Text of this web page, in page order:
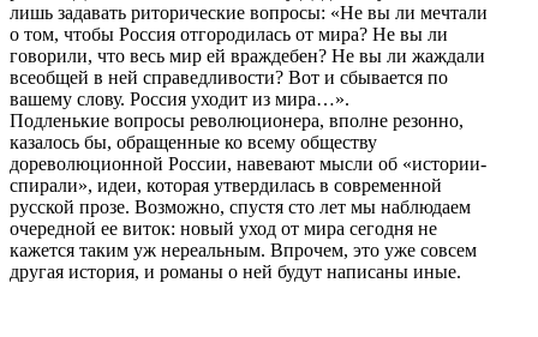
лишь задавать риторические вопросы: «Не вы ли мечтали
о том, чтобы Россия отгородилась от мира? Не вы ли
говорили, что весь мир ей враждебен? Не вы ли жаждали
всеобщей в ней справедливости? Вот и сбывается по
вашему слову. Россия уходит из мира…».
Подленькие вопросы революционера, вполне резонно,
казалось бы, обращенные ко всему обществу
дореволюционной России, навевают мысли об «истории-
спирали», идеи, которая утвердилась в современной
русской прозе. Возможно, спустя сто лет мы наблюдаем
очередной ее виток: новый уход от мира сегодня не
кажется таким уж нереальным. Впрочем, это уже совсем
другая история, и романы о ней будут написаны иные.